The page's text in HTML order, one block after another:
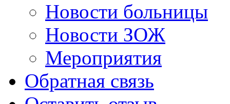
Новости больницы
Новости ЗОЖ
Мероприятия
Обратная связь